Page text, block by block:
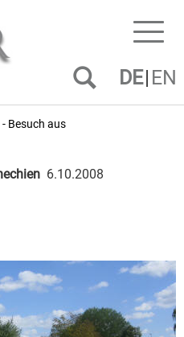
DE EN
Besuch aus
6.10.2008